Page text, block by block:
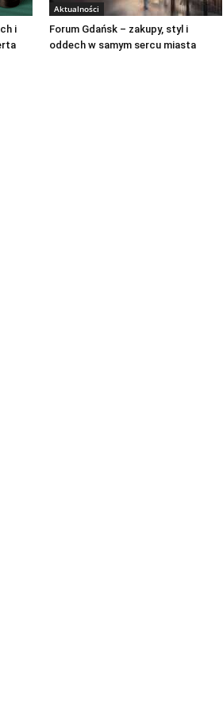
i
Aktualności
Forum Gdańsk – zakupy, styl i
oddech w samym sercu miasta